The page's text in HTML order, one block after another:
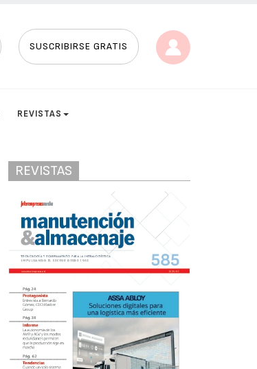
SUSCRIBIRSE GRATIS
REVISTAS
REVISTAS